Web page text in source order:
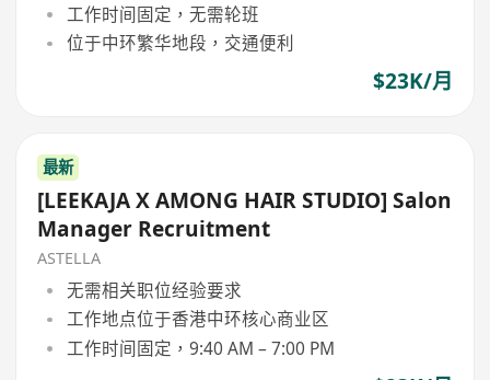
工作时间固定，无需轮班
位于中环繁华地段，交通便利
$23K/月
最新
[LEEKAJA X AMONG HAIR STUDIO] Salon
Manager Recruitment
ASTELLA
无需相关职位经验要求
工作地点位于香港中环核心商业区
工作时间固定，9:40 AM – 7:00 PM